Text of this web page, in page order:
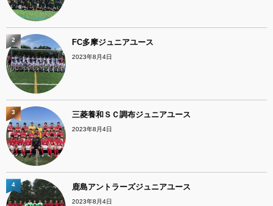
FC多摩ジュニアユース
2023年8月4日
2
三菱養和ＳＣ調布ジュニアユース
2023年8月4日
3
鹿島アントラーズジュニアユース
2023年8月4日
4